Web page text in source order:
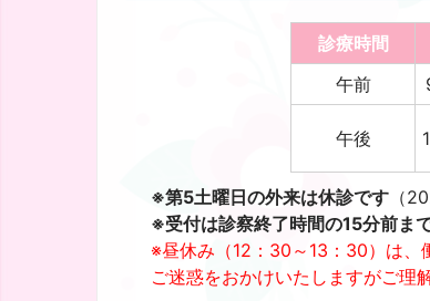
診療時間
午前
午後
※第5土曜日の外来は休診です （
※受付は診察終了時間の15分前ま
※昼休み（12：30～13：30）は、
ご迷惑をおかけいたしますがご理